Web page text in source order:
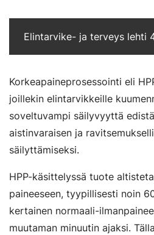
Elintarvike- ja terveys lehti
Korkeapaineprosessointi eli
joillekin elintarvikkeille
soveltuvampi säilyvyyttä
aistinvaraisen ja
säilyttämiseksi.
HPP-käsittelyssä tuote
paineeseen, tyypillisesti noin
kertainen normaali-
muutaman minuutin ajaksi.